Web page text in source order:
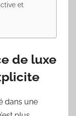
et
de luxe
dans une